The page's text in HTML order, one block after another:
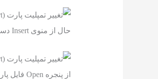
حال از منوی Insert دستور Part را اجرا کنید.
از پنجره Open فایل پارت مورد نظرتان را میخواهید تمپلیت آنرا تغییر دهید انتخاب کنید.